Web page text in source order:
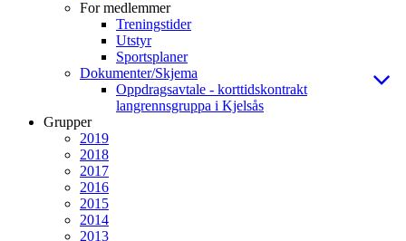
For medlemmer
Treningstider
Utstyr
Sportsplaner
Dokumenter/Skjema
Oppdragsavtale - korttidskontrakt
langrennsgruppa i Kjelsås
Grupper
2019
2018
2017
2016
2015
2014
2013